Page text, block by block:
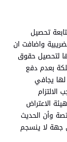
تحصيل
واضافت ان
لتحصيل حقوق
بعدم دفع
يجافي
الاعتراض
وأن الحديث
جهة لا ينسجم